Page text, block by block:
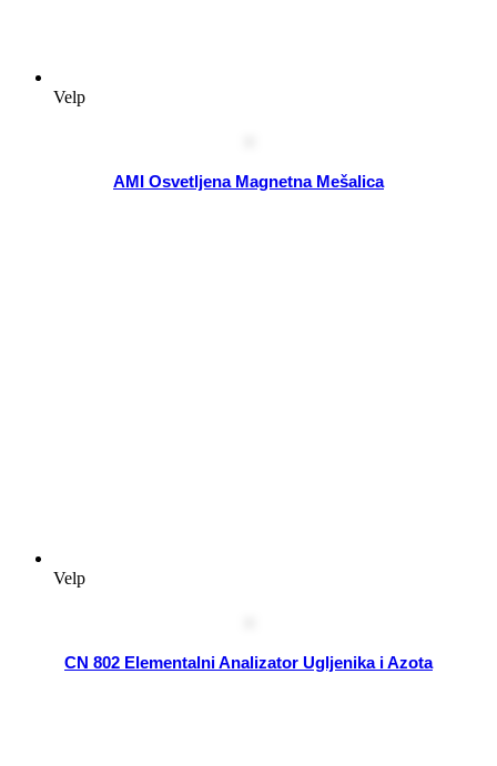
Velp
AMI Osvetljena Magnetna Mešalica
Velp
CN 802 Elementalni Analizator Ugljenika i Azota